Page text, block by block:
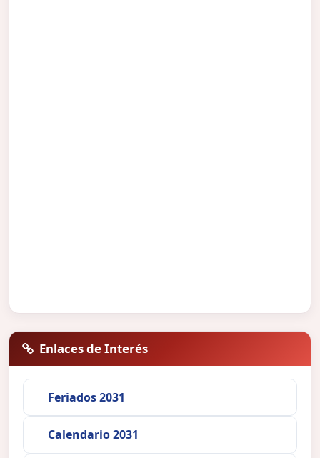
Enlaces de Interés
Feriados 2031
Calendario 2031